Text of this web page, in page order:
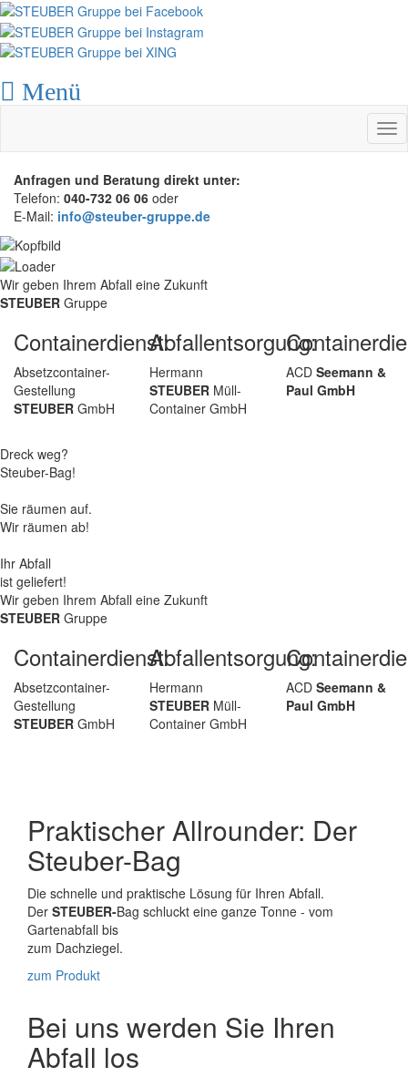
Menü
Anfragen und Beratung direkt unter:
Telefon: 040-732 06 06 oder
E-Mail: info@steuber-gruppe.de
Wir geben Ihrem Abfall eine Zukunft
STEUBER Gruppe
Containerdienst:
Absetzcontainer-
Gestellung
STEUBER GmbH
Abfallentsorgung:
Hermann
STEUBER Müll-
Container GmbH
ACD Seemann &
Paul GmbH
Dreck weg?
Steuber-Bag!
Sie räumen auf.
Wir räumen ab!
Ihr Abfall
ist geliefert!
Wir geben Ihrem Abfall eine Zukunft
STEUBER Gruppe
Containerdienst:
Absetzcontainer-
Gestellung
STEUBER GmbH
Abfallentsorgung:
Hermann
STEUBER Müll-
Container GmbH
ACD Seemann &
Paul GmbH
Praktischer Allrounder: Der
Steuber-Bag
Die schnelle und praktische Lösung für Ihren Abfall.
Der STEUBER-Bag schluckt eine ganze Tonne - vom
Gartenabfall bis
zum Dachziegel.
zum Produkt
Bei uns werden Sie Ihren
Abfall los